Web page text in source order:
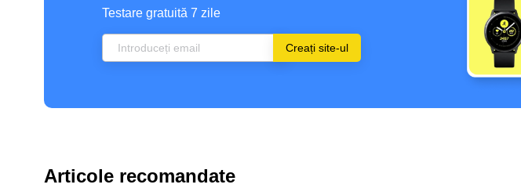
Testare gratuită 7 zile
Creați site-ul
Articole recomandate